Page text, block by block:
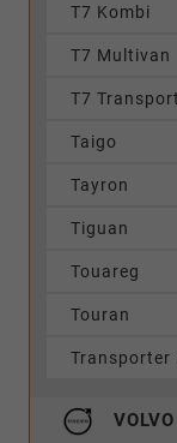
T7 Kombi
T7 Multivan
T7
Taigo
Tayron
Tiguan
Touareg
Touran
Transporter
VOLVO